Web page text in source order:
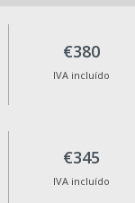
nos
até 15
As
não
A
só
€380
IVA incluído
€345
IVA incluído